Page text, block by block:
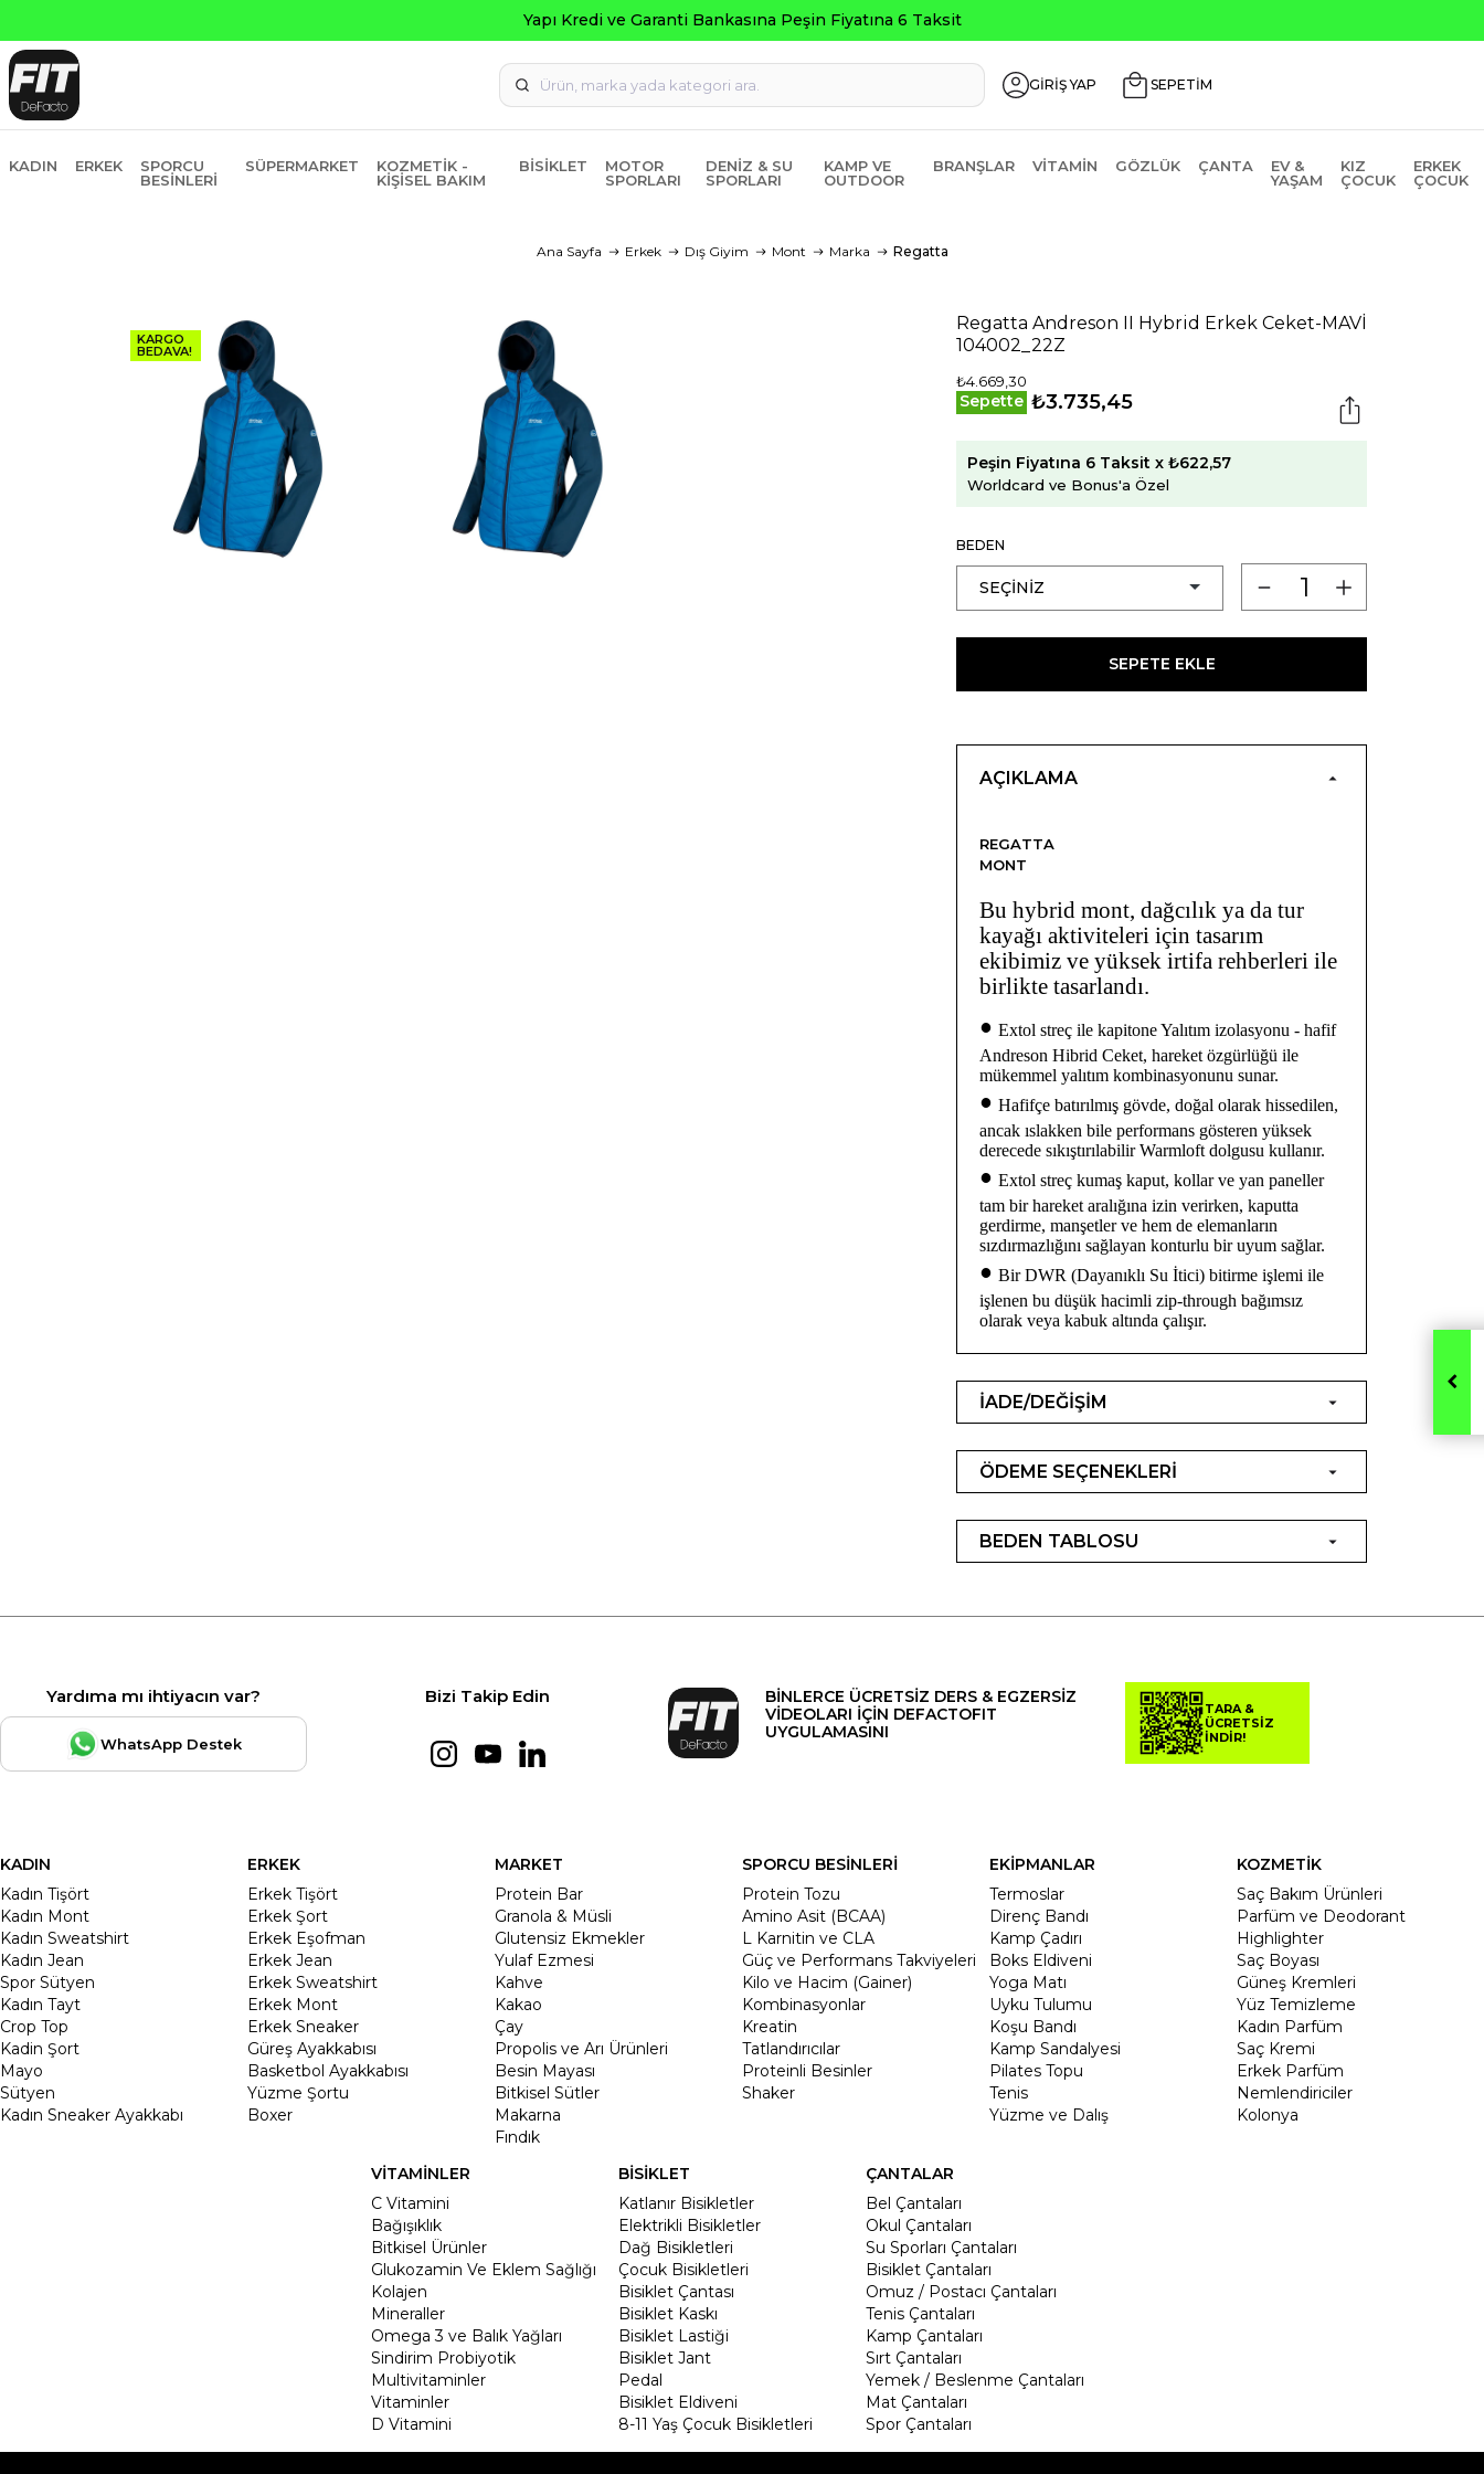
Seçili Ürünlerde ₺2000 Üzeri ₺200 İndirim Kodu: AGUSTOS200
GİRİŞ YAP SEPETİM
KADIN ERKEK
SPORCU
BESINLERI
SÜPERMARKET
KOZMETIK -
KIŞISEL BAKIM
BISIKLET
MOTOR
SPORLARI
DENIZ & SU
SPORLARI
KAMP VE
OUTDOOR
BRANŞLAR VITAMIN GÖZLÜK ÇANTA
EV &
YAŞAM
KIZ
ÇOCUK
ERKEK
ÇOCUK
Ana Sayfa Erkek Dış Giyim Mont Marka Regatta
KARGO
BEDAVA!
Regatta Andreson II Hybrid Erkek Ceket-MAVİ
104002_22Z
₺4.669,30
Sepette ₺3.735,45
Peşin Fiyatına 6 Taksit x ₺622,57
Worldcard ve Bonus'a Özel
BEDEN
SEPETE EKLE
AÇIKLAMA
REGATTA
MONT
Bu hybrid mont, dağcılık ya da tur
kayağı aktiviteleri için tasarım
ekibimiz ve yüksek irtifa rehberleri ile
birlikte tasarlandı.
• Extol streç ile kapitone Yalıtım izolasyonu - hafif
Andreson Hibrid Ceket, hareket özgürlüğü ile
mükemmel yalıtım kombinasyonunu sunar.
• Hafifçe batırılmış gövde, doğal olarak hissedilen,
ancak ıslakken bile performans gösteren yüksek
derecede sıkıştırılabilir Warmloft dolgusu kullanır.
• Extol streç kumaş kaput, kollar ve yan paneller
tam bir hareket aralığına izin verirken, kaputta
gerdirme, manşetler ve hem de elemanların
sızdırmazlığını sağlayan konturlu bir uyum sağlar.
• Bir DWR (Dayanıklı Su İtici) bitirme işlemi ile
işlenen bu düşük hacimli zip-through bağımsız
olarak veya kabuk altında çalışır.
İADE/DEĞİŞİM
ÖDEME SEÇENEKLERİ
BEDEN TABLOSU
Yardıma mı ihtiyacın var?
WhatsApp Destek
Bizi Takip Edin
BİNLERCE ÜCRETSİZ DERS & EGZERSİZ
VİDEOLARI İÇİN DEFACTOFIT
UYGULAMASINI
TARA &
ÜCRETSİZ
İNDİR!
KADIN
Kadın Tişört
Kadın Mont
Kadın Sweatshirt
Kadın Jean
Spor Sütyen
Kadın Tayt
Crop Top
Kadin Şort
Mayo
Sütyen
Kadın Sneaker Ayakkabı
ERKEK
Erkek Tişört
Erkek Şort
Erkek Eşofman
Erkek Jean
Erkek Sweatshirt
Erkek Mont
Erkek Sneaker
Güreş Ayakkabısı
Basketbol Ayakkabısı
Yüzme Şortu
Boxer
MARKET
Protein Bar
Granola & Müsli
Glutensiz Ekmekler
Yulaf Ezmesi
Kahve
Kakao
Çay
Propolis ve Arı Ürünleri
Besin Mayası
Bitkisel Sütler
Makarna
Fındık
SPORCU BESİNLERİ
Protein Tozu
Amino Asit (BCAA)
L Karnitin ve CLA
Güç ve Performans Takviyeleri
Kilo ve Hacim (Gainer)
Kombinasyonlar
Kreatin
Tatlandırıcılar
Proteinli Besinler
Shaker
EKİPMANLAR
Termoslar
Direnç Bandı
Kamp Çadırı
Boks Eldiveni
Yoga Matı
Uyku Tulumu
Koşu Bandı
Kamp Sandalyesi
Pilates Topu
Tenis
Yüzme ve Dalış
KOZMETİK
Saç Bakım Ürünleri
Parfüm ve Deodorant
Highlighter
Saç Boyası
Güneş Kremleri
Yüz Temizleme
Kadın Parfüm
Saç Kremi
Erkek Parfüm
Nemlendiriciler
Kolonya
VİTAMİNLER
C Vitamini
Bağışıklık
Bitkisel Ürünler
Glukozamin Ve Eklem Sağlığı
Kolajen
Mineraller
Omega 3 ve Balık Yağları
Sindirim Probiyotik
Multivitaminler
Vitaminler
D Vitamini
BİSİKLET
Katlanır Bisikletler
Elektrikli Bisikletler
Dağ Bisikletleri
Çocuk Bisikletleri
Bisiklet Çantası
Bisiklet Kaskı
Bisiklet Lastiği
Bisiklet Jant
Pedal
Bisiklet Eldiveni
8-11 Yaş Çocuk Bisikletleri
ÇANTALAR
Bel Çantaları
Okul Çantaları
Su Sporları Çantaları
Bisiklet Çantaları
Omuz / Postacı Çantaları
Tenis Çantaları
Kamp Çantaları
Sırt Çantaları
Yemek / Beslenme Çantaları
Mat Çantaları
Spor Çantaları